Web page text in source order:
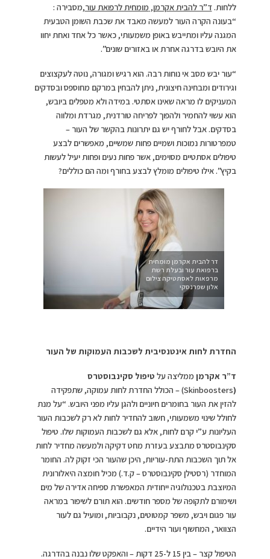
ללחות.ד”ר להבית אקרמן, מומחית לרפואת עור,מסבירה :
“בעונה הקרה העור למעשה מאבד את שכבת השומן הטבעית
המגנה עליו ומתייבש באופן משמעותי, כאשר כל אחד ואחת יחוו
את היובש בדרגה אחרת או באזורים שונים”.
“עור יבש מסב אי נוחות רבה. הוא רגיש ומגורה, נוטה לעקצוצים
וגירודים ומבחינה חיצונית, ניתן להבחין במרקם מחוספס ובסדקים
המעניקים לו מראה שאינו אסתטי. במידה ולא מטפלים ביובש,
הוא עשוי להחמיר ולהפוך לפריחה טורדנית, מגרדת ומלווה
בסדקים. אבל לחורף יש גם יתרונות בהקשר של העור –
טמפרטורות נמוכות ושמיים פחות שמשיים, מאפשרים לבצע
טיפולים אסתטיים מסוימים, אשר פחות נעים ופחות יעיל לעשות
בקיץ”. אילו טיפולים מומלץ לבצע בחורף ומה הם כוללים?
דר להבית אקרמן מומחית
ברפואת עור ובעלת רשת
מרפאות לאסתטיקה צילום
אלון שפרנסקי
החדרת לחות אינטנסיבית לשכבות העמוקות של העור
ד”ר אקרמן ממליצה על טיפול סקינבוסטרס
(
Skinboosters) – הכולל החדרת לחות עמוקה, שתפקידה
להזין את העור בחומרים חיוניים ולהגן עליו מפני היובש. “על מנת
לחולל שינוי משמעותי, חשוב להחדיר לחות לא רק לשכבות העור
העליונות ע”י קרם לחות, אלא גם לשכבות העמוקות שלו. טיפול
סקינבוסטרס מתבצע בעזרת מחט דקיקה ולמעשה מחדיר לחות
אל תוך השכבות התת-עוריות, היכן שהעור הכי זקוק לה. החומר
המוחדר (רסטילן סקינבוסטרס – ק.ד.) מכיל חומצה היאלורונית
המיוצבת בטכנולוגיה ייחודית המאפשרת ספיחה אדירה של מים
ושימורם לתקופה של מספר חודשים. הוא תורם לשיפור במראה
עור פגום ויבש, משפר קמטוטים, נקבוביות, ומועיל גם לעור
הצוואר, המחשוף ועור הידיים.
הטיפול קצר – בין 15 ל-25 דקות – והאפקט שלו נבנה בהדרגה.